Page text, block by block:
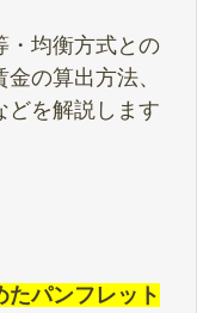
・均衡方式との
の算出方法、
どを解説します
パンフレット